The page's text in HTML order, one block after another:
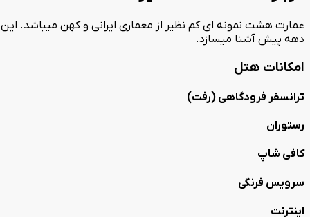
دهه پیش آشنا میسازد.
امکانات هتل
ترانسفر فرودگاهی (رفت)
رستوران
کافی شاپ
سرویس فرنگی
اینترنت